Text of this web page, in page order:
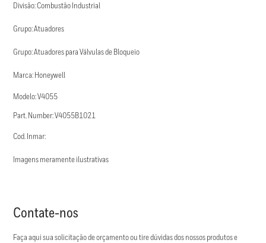
Divisão: Combustão Industrial
Grupo: Atuadores
Grupo: Atuadores para Válvulas de Bloqueio
Marca: Honeywell
Modelo: V4055
Part. Number: V4055B1021
Cod. Inmar:
Imagens meramente ilustrativas
Contate-nos
Faça aqui sua solicitação de orçamento ou tire dúvidas dos nossos produtos e